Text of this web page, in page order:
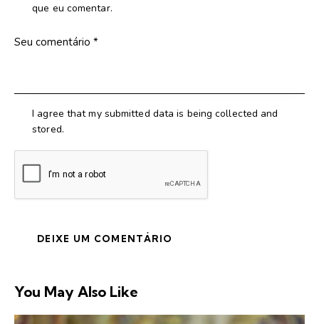
que eu comentar.
I agree that my submitted data is being collected and
stored.
You May Also Like